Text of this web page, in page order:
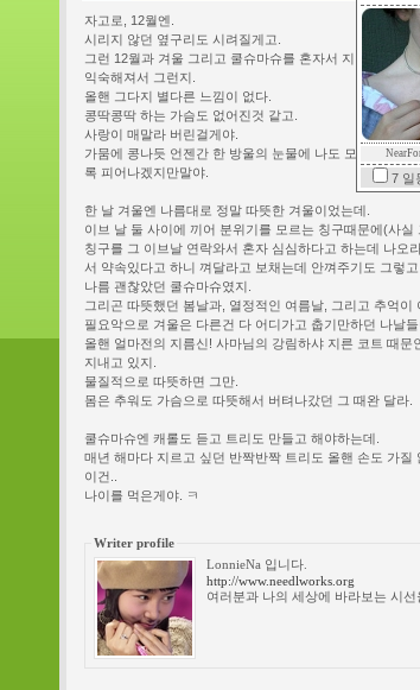
7 일
자고로, 12월엔.
시리지 않던 옆구리도 시려질게고.
그런 12월과 겨울 그리고 쿨슈마슈를 혼자서 지낸것도 이젠
익숙해져서 그런지.
올핸 그다지 별다른 느낌이 없다.
콩딱콩딱 하는 가슴도 없어진것 같고.
사랑이 매말라 버린걸게야.
가뭄에 콩나듯 언젠간 한 방울의 눈물에 나도 모르게 새록
록 피어나겠지만말야.
한 날 겨울엔 나름대로 정말 따뜻한 겨울이었는데.
이브 날 둘 사이에 끼어 분위기를 모르는 칭구때문에(사실
칭구를 그 이브날 연락와서 혼자 심심하다고 하는데 나오
서 약속있다고 하니 껴달라고 보채는데 안껴주기도 그렇
나름 괜찮았던 쿨슈마슈였지.
그리곤 따뜻했던 봄날과, 열정적인 여름날, 그리고 추억이
필요악으로 겨울은 다른건 다 어디가고 춥기만하던 나날들
올핸 얼마전의 지름신! 사마님의 강림하샤 지른 코트 때
지내고 있지.
물질적으로 따뜻하면 그만.
몸은 추워도 가슴으로 따뜻해서 버텨나갔던 그 때완 달라.
쿨슈마슈엔 캐롤도 듣고 트리도 만들고 해야하는데.
매년 해마다 지르고 싶던 반짝반짝 트리도 올핸 손도 가질
이건..
나이를 먹은게야. ㅋ
Writer profile
LonnieNa 입니다.
http://www.needlworks.org
여러분과 나의 세상에 바라보는 시선